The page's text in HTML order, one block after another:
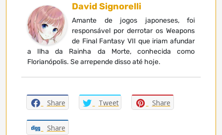
David Signorelli
Amante de jogos japoneses, foi
responsável por derrotar os Weapons
de Final Fantasy VII que iriam afundar
a Ilha da Rainha da Morte, conhecida como
Florianópolis. Se arrepende disso até hoje.
Share Tweet Share
Share